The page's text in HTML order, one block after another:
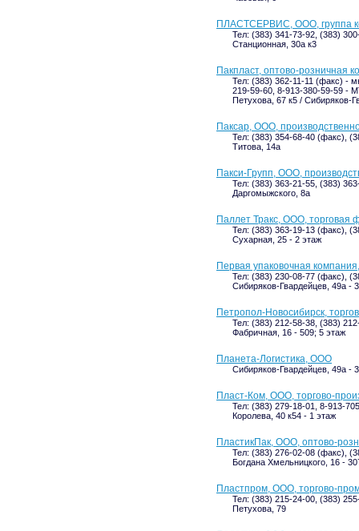
ПЛАСТСЕРВИС, ООО, группа
Тел: (383) 341-73-92, (383)
Станционная, 30а к3
Пакпласт, оптово-розничная
Тел: (383) 362-11-11 (факс) -
219-59-60, 8-913-380-59-59 -
Петухова, 67 к5 / Сибиряков-
Паксар, ООО,
Тел: (383) 354-68-40 (факс),
Титова, 14а
Пакси-Групп, ООО,
Тел: (383) 363-21-55, (383)
Даргомыжского, 8а
Паллет Тракс, ООО, торговая
Тел: (383) 363-19-13 (факс),
Сухарная, 25 - 2 этаж
Первая упаковочная
Тел: (383) 230-08-77 (факс),
Сибиряков-Гвардейцев, 49а -
Петропол-Новосибирск,
Тел: (383) 212-58-38, (383)
Фабричная, 16 - 509; 5 этаж
Планета-Логистика, ООО
Сибиряков-Гвардейцев, 49а -
Пласт-Ком, ООО, торгово-
Тел: (383) 279-18-01, 8-913-
Королева, 40 к54 - 1 этаж
ПластикПак, ООО, оптово-
Тел: (383) 276-02-08 (факс),
Богдана Хмельницкого, 16 -
Пластпром, ООО, торгово-
Тел: (383) 215-24-00, (383)
Петухова, 79